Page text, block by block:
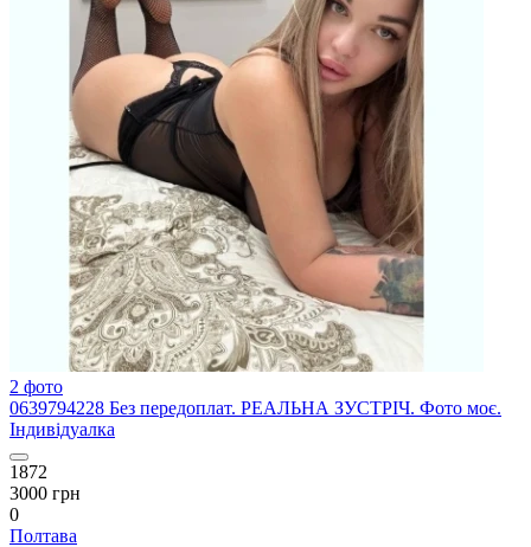
2 фото
0639794228 Без передоплат. РЕАЛЬНА ЗУСТРІЧ. Фото моє.
Індивідуалка
1872
3000 грн
0
Полтава